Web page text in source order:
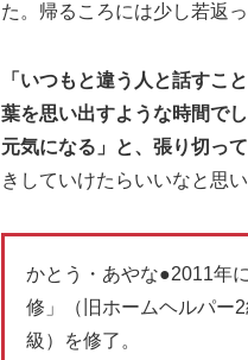
た。帰るころには少し若返
「いつもと違う人と話すこ
葉を思い出すような時間で
元気になる」と、張り切っ
きしていけたらいいなと思い
かとう・あやな●2011年
修」（旧ホームヘルパー
級）を修了。